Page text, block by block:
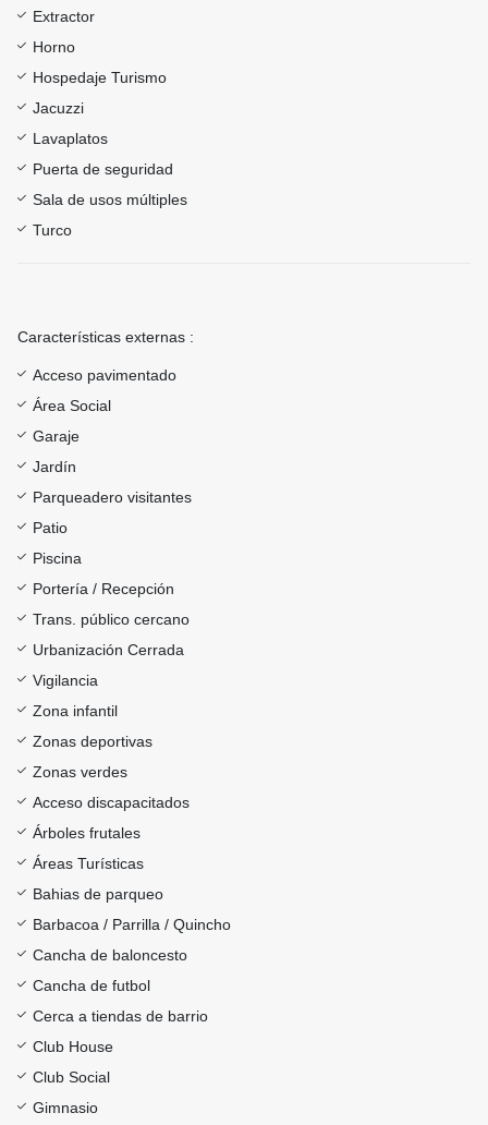
Extractor
Horno
Hospedaje Turismo
Jacuzzi
Lavaplatos
Puerta de seguridad
Sala de usos múltiples
Turco
Características externas :
Acceso pavimentado
Área Social
Garaje
Jardín
Parqueadero visitantes
Patio
Piscina
Portería / Recepción
Trans. público cercano
Urbanización Cerrada
Vigilancia
Zona infantil
Zonas deportivas
Zonas verdes
Acceso discapacitados
Árboles frutales
Áreas Turísticas
Bahias de parqueo
Barbacoa / Parrilla / Quincho
Cancha de baloncesto
Cancha de futbol
Cerca a tiendas de barrio
Club House
Club Social
Gimnasio